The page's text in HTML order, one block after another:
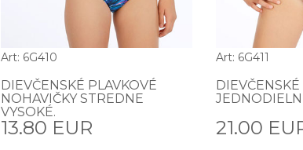
Art: 6G410
DIEVČENSKÉ PLAVKOVÉ
NOHAVIČKY STREDNE
VYSOKÉ.
13.80 EUR
Art: 6G411
DIEVČENSKÉ
21.00